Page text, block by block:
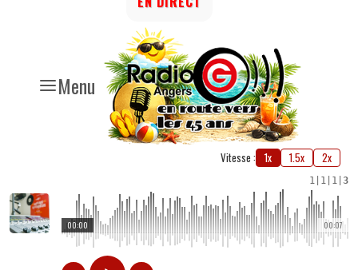
Menu
Vitesse : 1x 1.5x 2x
1 1 1 3
00:07
00:00